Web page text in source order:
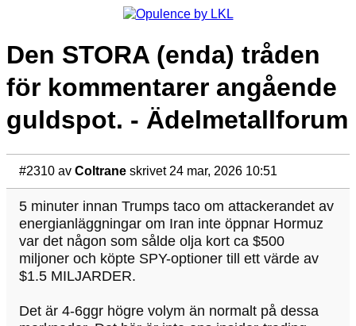
Den STORA (enda) tråden
för kommentarer angående
guldspot. - Ädelmetallforum
#2310 av Coltrane skrivet 24 mar, 2026 10:51
5 minuter innan Trumps taco om attackerandet av
energianläggningar om Iran inte öppnar Hormuz
var det någon som sålde olja kort ca $500
miljoner och köpte SPY-optioner till ett värde av
$1.5 MILJARDER.
Det är 4-6ggr högre volym än normalt på dessa